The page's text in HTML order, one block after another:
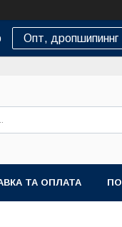
Опт, дропшипиннг
ТА ОПЛАТА